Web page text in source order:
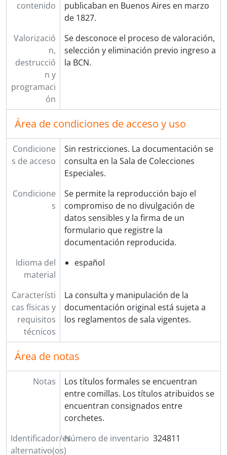
contenido
publicaban en Buenos Aires en marzo
de 1827.
Valorizació
n,
destrucció
n y
programaci
ón
Se desconoce el proceso de valoración,
selección y eliminación previo ingreso a
la BCN.
Área de condiciones de acceso y uso
Condicione
s de acceso
Sin restricciones. La documentación se
consulta en la Sala de Colecciones
Especiales.
Condicione
s
Se permite la reproducción bajo el
compromiso de no divulgación de
datos sensibles y la firma de un
formulario que registre la
documentación reproducida.
Idioma del
material
español
Característi
cas físicas y
requisitos
técnicos
La consulta y manipulación de la
documentación original está sujeta a
los reglamentos de sala vigentes.
Área de notas
Notas
Los títulos formales se encuentran
entre comillas. Los títulos atribuidos se
encuentran consignados entre
corchetes.
Identificador/es
alternativo(os)
Número de inventario 324811